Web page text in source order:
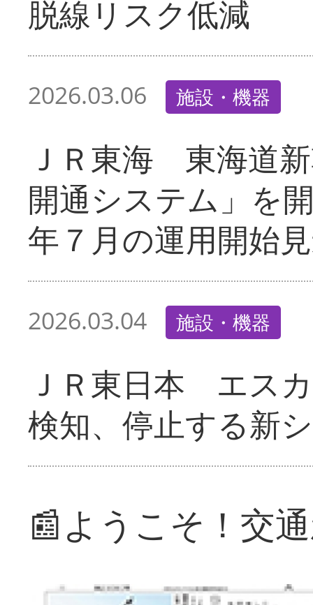
脱線リスク低減
2026.03.06 施設・機器
ＪＲ東海 東海道
開通システム」を
年７月の運用開始
2026.03.04 施設・機器
ＪＲ東日本 エス
検知、停止する新
📰ようこそ！交